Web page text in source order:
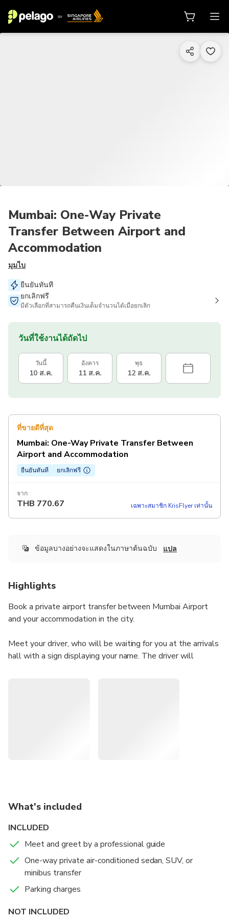
Mumbai: One-Way Private
Transfer Between Airport and
Accommodation
มุมไบ
ยืนยันทันที
ยกเลิกฟรี
มีตัวเลือกที่สามารถคืนเงินเต็มจำนวนได้เมื่อยกเลิก
วันที่ใช้งานได้ถัดไป
วันนี้
10 ส.ค.
อังคาร
11 ส.ค.
พุธ
12 ส.ค.
ที่ขายดีที่สุด
Mumbai: One-Way Private Transfer Between
Airport and Accommodation
ยืนยันทันที ยกเลิกฟรี
จาก
THB 770.67 เฉพาะสมาชิก KrisFlyer เท่านั้น
ข้อมูลบางอย่างจะแสดงในภาษาต้นฉบับ แปล
Highlights
Book a private airport transfer between Mumbai Airport
and your accommodation in the city.
Meet your driver, who will be waiting for you at the arrivals
hall with a sign displaying your name. The driver will
What's included
INCLUDED
Meet and greet by a professional guide
One-way private air-conditioned sedan, SUV, or
minibus transfer
Parking charges
NOT INCLUDED